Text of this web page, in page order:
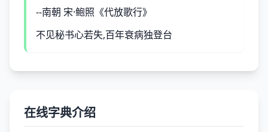
--南朝 宋·鲍照《代放歌行》
不见秘书心若失,百年衰病独登台
在线字典介绍